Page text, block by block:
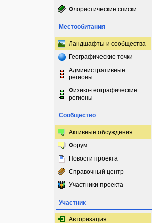
Флористические списки
Местообитания
Ландшафты и сообщества
Географические точки
Административные
регионы
Физико-географические
регионы
Сообщество
Активные обсуждения
Форум
Новости проекта
Справочный центр
Участники проекта
Участник
Авторизация